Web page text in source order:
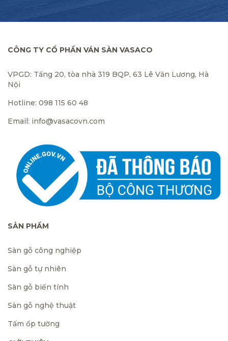
CÔNG TY CỔ PHẦN VÁN SÀN VASACO
VPGD: Tầng 20, tòa nhà 319 BQP, 63 Lê Văn Lương, Hà
Nội
Hotline: 098 115 60 48
Email: info@vasacovn.com
SẢN PHẨM
Sàn gỗ công nghiệp
Sàn gỗ tự nhiên
Sàn gỗ biến tính
Sàn gỗ nghệ thuật
Tấm ốp tường